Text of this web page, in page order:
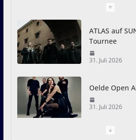
ATLAS auf
Tournee
31. Juli 2026
Oelde Open
31. Juli 2026
I Prevail –